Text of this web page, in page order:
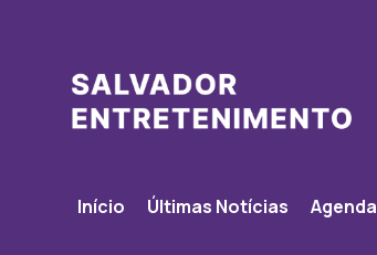
Início Últimas Notícias Agenda